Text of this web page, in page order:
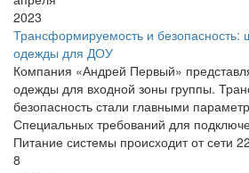
2023
Трансформируемость и безопасность:
одежды для ДОУ
Компания «Андрей Первый»
одежды для входной зоны группы.
безопасность стали главными
Специальных требований для
Питание системы происходит от сети
8